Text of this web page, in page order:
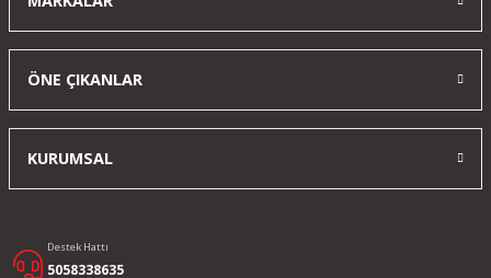
ÖNE ÇIKANLAR
KURUMSAL
Destek Hattı
5058338635